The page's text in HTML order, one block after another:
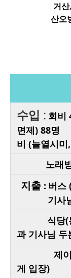
거
산오
수입 : 회비
면제) 88명
비 (늘열시미
노래
지출 : 버스
기사
식당
과 기사님 두
제
게 입장)